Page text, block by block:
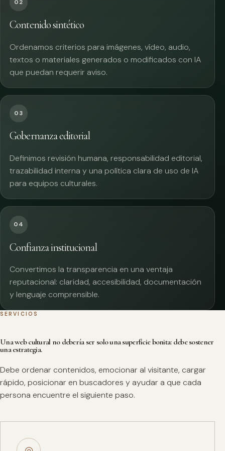
02
Contenido sintético
Ordenamos criterios para imágenes, vídeo, audio,
textos o materiales generados o modificados con IA
que puedan requerir aviso.
03
Gobernanza editorial
Definimos revisión humana, responsabilidad editorial,
trazabilidad interna y una política clara de uso de IA
para equipos culturales.
04
Confianza institucional
Convertimos la transparencia en una ventaja
reputacional: claridad, accesibilidad, documentación
y lenguaje comprensible.
SERVICIOS
Una web cultural no debería ser solo una superficie bonita: debe sostener
una estrategia.
Debe ordenar contenidos, emocionar al visitante, cargar
rápido, posicionar en buscadores y ayudar a que cada
persona encuentre el siguiente paso.